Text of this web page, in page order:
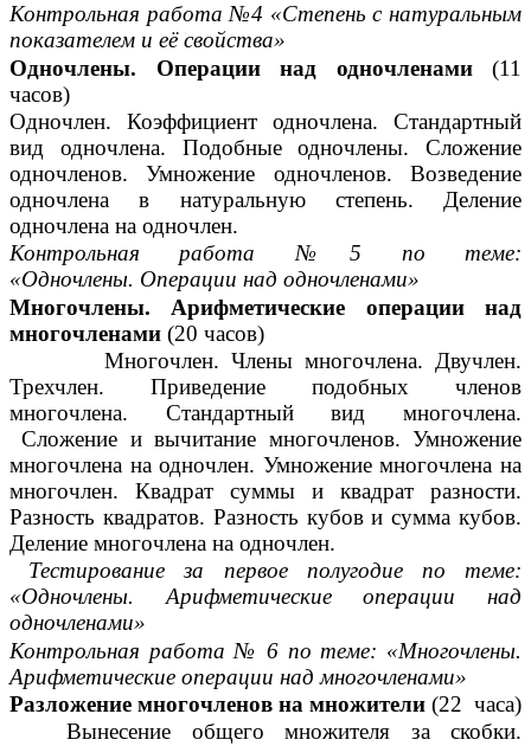
Контрольная работа №4 «Степень с натуральным
показателем и её свойства»
Одночлены. Операции над одночленами(11
часов)
Одночлен. Коэффициент одночлена. Стандартный
вид одночлена. Подобные одночлены. Сложение
одночленов. Умножение одночленов. Возведение
одночлена в натуральную степень. Деление
одночлена на одночлен.
Контрольная работа №5 по теме:
«Одночлены. Операции над одночленами»
Многочлены. Арифметические операции над
многочленами (20 часов)
Многочлен. Члены многочлена. Двучлен.
Трехчлен. Приведение подобных членов
многочлена. Стандартный вид многочлена.
Сложение и вычитание многочленов. Умножение
многочлена на одночлен. Умножение многочлена на
многочлен. Квадрат суммы и квадрат разности.
Разность квадратов. Разность кубов и сумма кубов.
Деление многочлена на одночлен.
Тестирование за первое полугодие по теме:
«Одночлены. Арифметические операции над
одночленами»
Контрольная работа № 6 по теме: «Многочлены.
Арифметические операции над многочленами»
Разложение многочленов на множители (22 часа)
Вынесение общего множителя за скобки.